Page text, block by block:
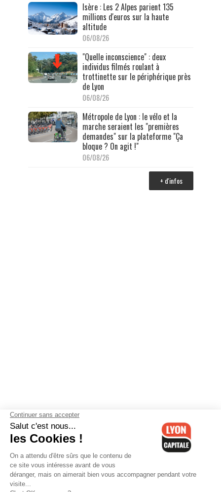
Isère : Les 2 Alpes parient 135
millions d'euros sur la haute
altitude
06/08/26
"Quelle inconscience" : deux
individus filmés roulant à
trottinette sur le périphérique près
de Lyon
06/08/26
Métropole de Lyon : le vélo et la
marche seraient les "premières
demandes" sur la plateforme "Ça
bloque ? On agit !"
06/08/26
+ d'infos